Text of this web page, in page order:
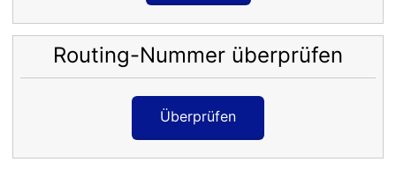
Routing-Nummer überprüfen
Überprüfen